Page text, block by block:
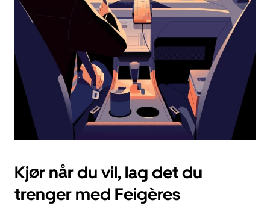
knappen
kalenderen.
Kjør når du vil, lag det du
trenger med Feigères